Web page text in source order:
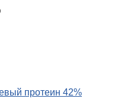
протеин 42%